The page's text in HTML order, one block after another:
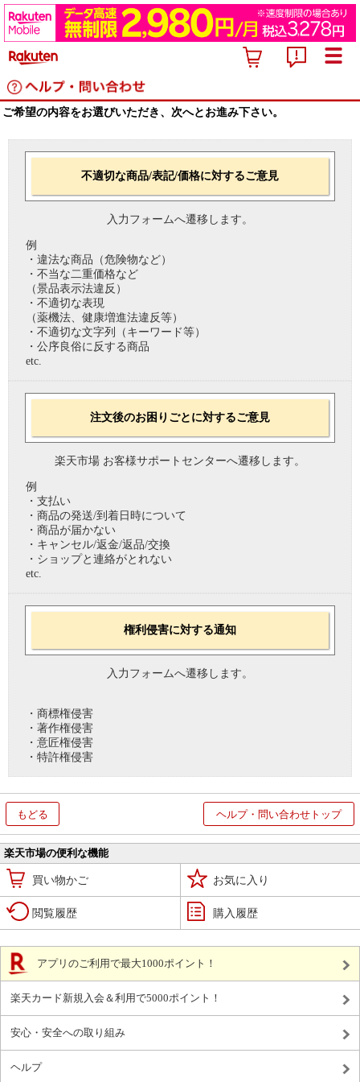
ご希望の内容をお選びいただき、次へとお進み下さい。
不適切な商品/表記/価格に対するご意見
入力フォームへ遷移します。
例
・違法な商品（危険物など）
・不当な二重価格など
（景品表示法違反）
・不適切な表現
（薬機法、健康増進法違反等）
・不適切な文字列（キーワード等）
・公序良俗に反する商品
etc.
注文後のお困りごとに対するご意見
楽天市場 お客様サポートセンターへ遷移します。
例
・支払い
・商品の発送/到着日時について
・商品が届かない
・キャンセル/返金/返品/交換
・ショップと連絡がとれない
etc.
権利侵害に対する通知
入力フォームへ遷移します。
・商標権侵害
・著作権侵害
・意匠権侵害
・特許権侵害
もどる ヘルプ・問い合わせトップ
楽天市場の便利な機能
買い物かご お気に入り
閲覧履歴 購入履歴
アプリのご利用で最大1000ポイント！
楽天カード新規入会＆利用で5000ポイント！
安心・安全への取り組み
ヘルプ